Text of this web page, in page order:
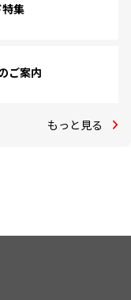
集
ご案内
もっと見る